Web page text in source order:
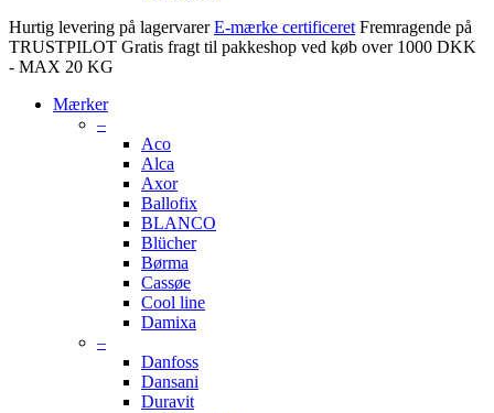
Hurtig levering på lagervarer E-mærke certificeret Fremragende på
TRUSTPILOT Gratis fragt til pakkeshop ved køb over 1000 DKK
- MAX 20 KG
Mærker
–
Aco
Alca
Axor
Ballofix
BLANCO
Blücher
Børma
Cassøe
Cool line
Damixa
–
Danfoss
Dansani
Duravit